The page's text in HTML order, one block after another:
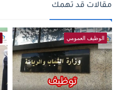
مقالات قد تهمك
الوظيف العمومي